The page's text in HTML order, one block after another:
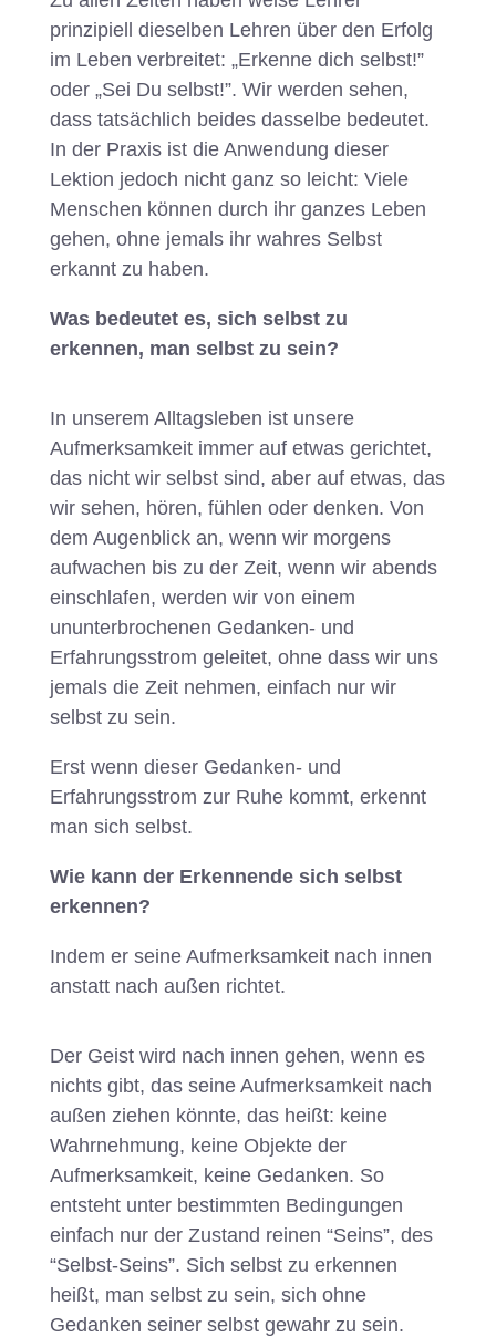
prinzipiell dieselben Lehren über den Erfolg
im Leben verbreitet: „Erkenne dich selbst!”
oder „Sei Du selbst!”. Wir werden sehen,
dass tatsächlich beides dasselbe bedeutet.
In der Praxis ist die Anwendung dieser
Lektion jedoch nicht ganz so leicht: Viele
Menschen können durch ihr ganzes Leben
gehen, ohne jemals ihr wahres Selbst
erkannt zu haben.
Was bedeutet es, sich selbst zu
erkennen, man selbst zu sein?
In unserem Alltagsleben ist unsere
Aufmerksamkeit immer auf etwas gerichtet,
das nicht wir selbst sind, aber auf etwas, das
wir sehen, hören, fühlen oder denken. Von
dem Augenblick an, wenn wir morgens
aufwachen bis zu der Zeit, wenn wir abends
einschlafen, werden wir von einem
ununterbrochenen Gedanken- und
Erfahrungsstrom geleitet, ohne dass wir uns
jemals die Zeit nehmen, einfach nur wir
selbst zu sein.
Erst wenn dieser Gedanken- und
Erfahrungsstrom zur Ruhe kommt, erkennt
man sich selbst.
Wie kann der Erkennende sich selbst
erkennen?
Indem er seine Aufmerksamkeit nach innen
anstatt nach außen richtet.
Der Geist wird nach innen gehen, wenn es
nichts gibt, das seine Aufmerksamkeit nach
außen ziehen könnte, das heißt: keine
Wahrnehmung, keine Objekte der
Aufmerksamkeit, keine Gedanken. So
entsteht unter bestimmten Bedingungen
einfach nur der Zustand reinen “Seins”, des
“Selbst-Seins”. Sich selbst zu erkennen
heißt, man selbst zu sein, sich ohne
Gedanken seiner selbst gewahr zu sein.